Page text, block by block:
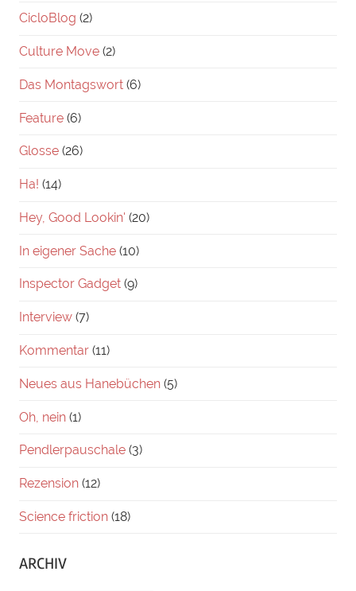
CicloBlog (2)
Culture Move (2)
Das Montagswort (6)
Feature (6)
Glosse (26)
Ha! (14)
Hey, Good Lookin' (20)
In eigener Sache (10)
Inspector Gadget (9)
Interview (7)
Kommentar (11)
Neues aus Hanebüchen (5)
Oh, nein (1)
Pendlerpauschale (3)
Rezension (12)
Science friction (18)
ARCHIV